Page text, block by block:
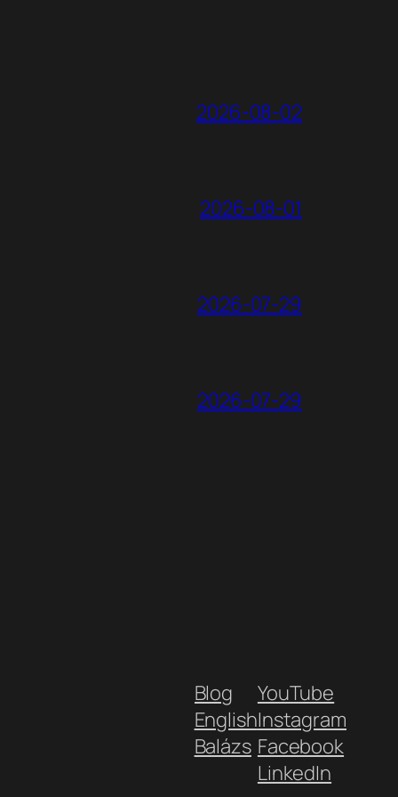
2026-08-02
2026-08-01
2026-07-29
2026-07-29
Blog
English
Balázs
YouTube
Instagram
Facebook
LinkedIn